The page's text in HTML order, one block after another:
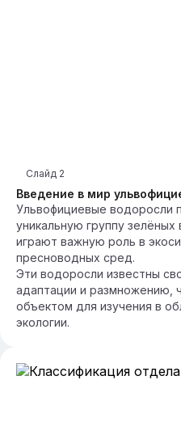
Введение в мир
Слайд 2
Ульвофициевые водоросли
уникальную группу
играют важную роль в
пресноводных сред.
Эти водоросли известны
адаптации и размножению,
объектом для изучения в
экологии.